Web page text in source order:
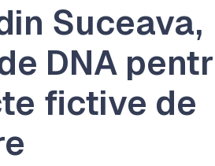
Suceava,
DNA
fictive de